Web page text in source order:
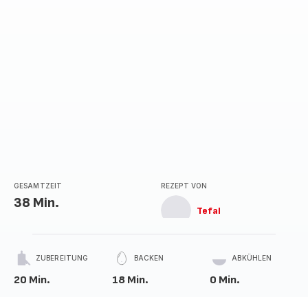
GESAMTZEIT
38 Min.
REZEPT VON
Tefal
ZUBEREITUNG
20 Min.
BACKEN
18 Min.
ABKÜHLEN
0 Min.